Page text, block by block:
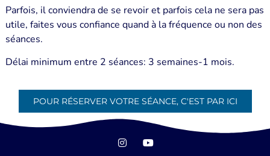
Parfois, il conviendra de se revoir et parfois cela ne sera pas
utile, faites vous confiance quand à la fréquence ou non des
séances.
Délai minimum entre 2 séances: 3 semaines-1 mois.
POUR RÉSERVER VOTRE SÉANCE, C'EST PAR ICI